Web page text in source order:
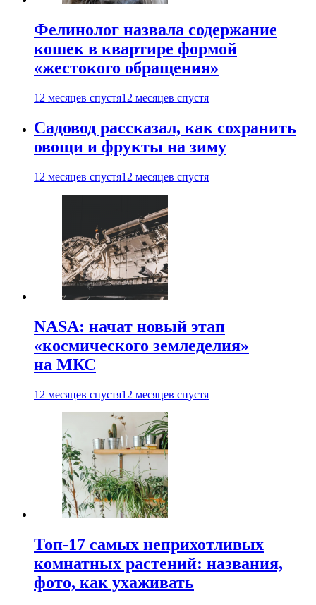
Фелинолог назвала содержание
кошек в квартире формой
«жестокого обращения»
12 месяцев спустя12 месяцев спустя
Садовод рассказал, как сохранить
овощи и фрукты на зиму
12 месяцев спустя12 месяцев спустя
NASA: начат новый этап
«космического земледелия»
на МКС
12 месяцев спустя12 месяцев спустя
Топ-17 самых неприхотливых
комнатных растений: названия,
фото, как ухаживать